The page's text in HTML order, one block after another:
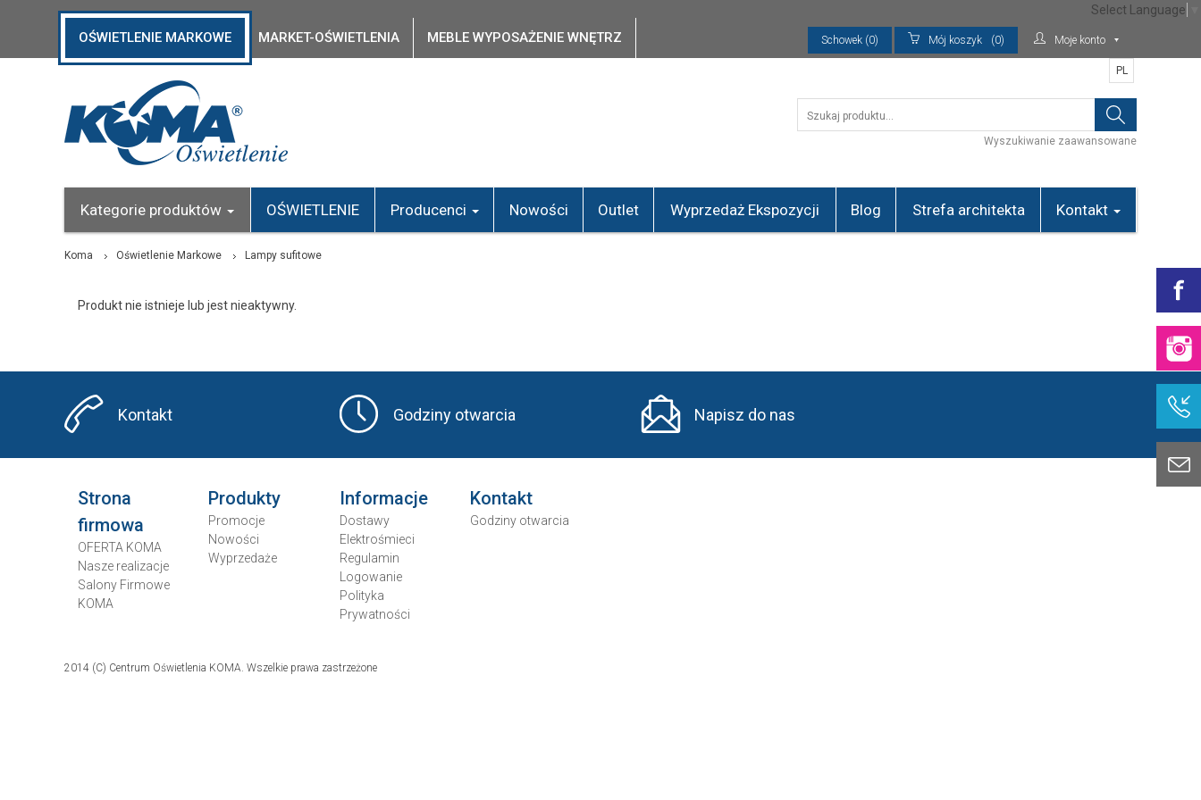
OŚWIETLENIE MARKOWE MARKET-OŚWIETLENIA MEBLE WYPOSAŻENIE WNĘTRZ Schowek (0) Mój koszyk (0) Moje konto
Wyszukiwanie zaawansowane
PL
Kategorie produktów OŚWIETLENIE Producenci Nowości Outlet Wyprzedaż Ekspozycji Blog Strefa architekta Kontakt
Koma Oświetlenie Markowe Lampy sufitowe
Produkt nie istnieje lub jest nieaktywny.
Kontakt Godziny otwarcia Napisz do nas
Strona
firmowa
OFERTA KOMA
Nasze realizacje
Salony Firmowe
KOMA
Produkty
Promocje
Nowości
Wyprzedaże
Informacje
Dostawy
Elektrośmieci
Regulamin
Logowanie
Polityka
Prywatności
Kontakt
Godziny otwarcia
2014 (C) Centrum Oświetlenia KOMA. Wszelkie prawa zastrzeżone
Select Language